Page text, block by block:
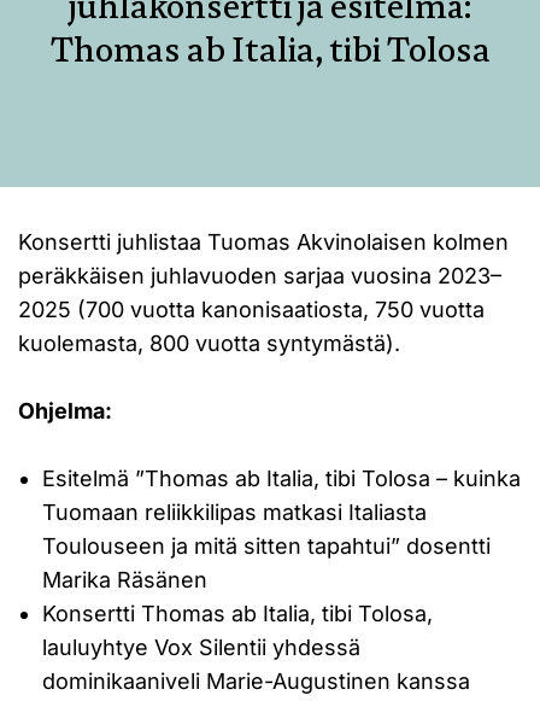
Thomas ab Italia, tibi Tolosa
Konsertti juhlistaa Tuomas Akvinolaisen kolmen
peräkkäisen juhlavuoden sarjaa vuosina 2023–
2025 (700 vuotta kanonisaatiosta, 750 vuotta
kuolemasta, 800 vuotta syntymästä).
Ohjelma:
Esitelmä ”Thomas ab Italia, tibi Tolosa – kuinka
Tuomaan reliikkilipas matkasi Italiasta
Toulouseen ja mitä sitten tapahtui” dosentti
Marika Räsänen
Konsertti Thomas ab Italia, tibi Tolosa,
lauluyhtye Vox Silentii yhdessä
dominikaaniveli Marie-Augustinen kanssa